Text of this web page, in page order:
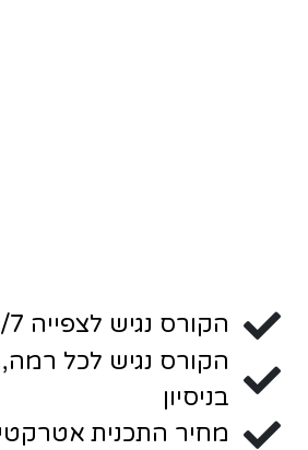
הקורס נגיש לצפייה 24/7
הקורס נגיש לכל
בניסיון
מחיר התכנית